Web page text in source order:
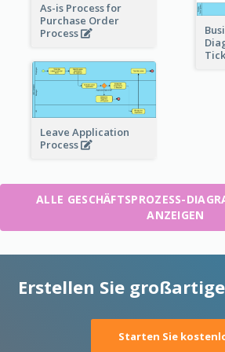
As-is Process for
Purchase Order
Process
Leave Application
Process
ALLE GESCHÄFTSPROZESS-
ANZEIGEN
Erstellen Sie
Starten Sie